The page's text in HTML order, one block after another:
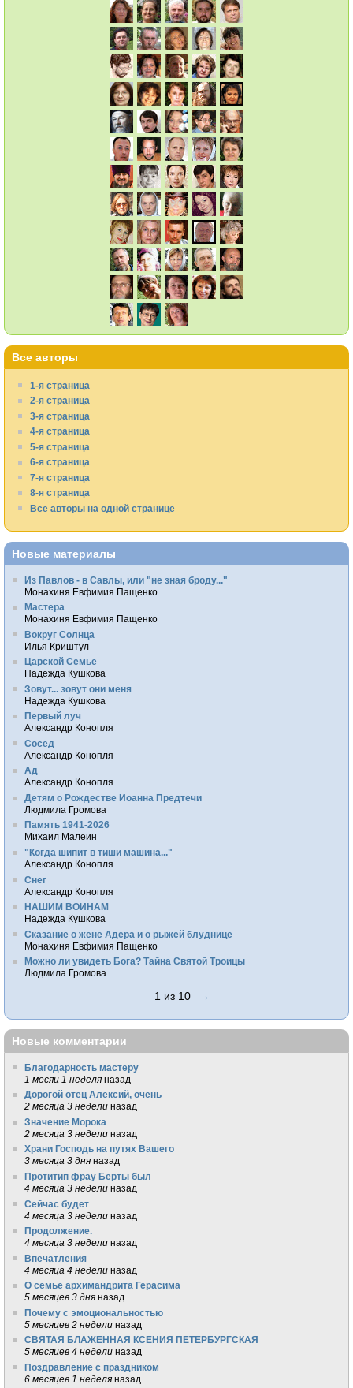
Все авторы
1-я страница
2-я страница
3-я страница
4-я страница
5-я страница
6-я страница
7-я страница
8-я страница
Все авторы на одной странице
Новые материалы
Из Павлов - в Савлы, или "не зная броду..."
Монахиня Евфимия Пащенко
Мастера
Монахиня Евфимия Пащенко
Вокруг Солнца
Илья Криштул
Царской Семье
Надежда Кушкова
Зовут... зовут они меня
Надежда Кушкова
Первый луч
Александр Конопля
Сосед
Александр Конопля
Ад
Александр Конопля
Детям о Рождестве Иоанна Предтечи
Людмила Громова
Память 1941-2026
Михаил Малеин
"Когда шипит в тиши машина..."
Александр Конопля
Снег
Александр Конопля
НАШИМ ВОИНАМ
Надежда Кушкова
Сказание о жене Адера и о рыжей блуднице
Монахиня Евфимия Пащенко
Можно ли увидеть Бога? Тайна Святой Троицы
Людмила Громова
1 из 10 →
Новые комментарии
Благодарность мастеру
1 месяц 1 неделя назад
Дорогой отец Алексий, очень
2 месяца 3 недели назад
Значение Морока
2 месяца 3 недели назад
Храни Господь на путях Вашего
3 месяца 3 дня назад
Протитип фрау Берты был
4 месяца 3 недели назад
Сейчас будет
4 месяца 3 недели назад
Продолжение.
4 месяца 3 недели назад
Впечатления
4 месяца 4 недели назад
О семье архимандрита Герасима
5 месяцев 3 дня назад
Почему с эмоциональностью
5 месяцев 2 недели назад
СВЯТАЯ БЛАЖЕННАЯ КСЕНИЯ ПЕТЕРБУРГСКАЯ
5 месяцев 4 недели назад
Поздравление с праздником
6 месяцев 1 неделя назад